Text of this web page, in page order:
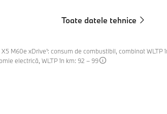
Toate datele tehnice
M60e xDrive¹: consum de combustibil, combinat WLTP
electrică, WLTP în km: 92 – 99